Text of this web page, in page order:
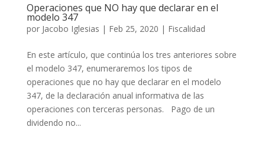
Operaciones que NO hay que declarar en el
modelo 347
por Jacobo Iglesias | Feb 25, 2020 | Fiscalidad
En este artículo, que continúa los tres anteriores sobre
el modelo 347, enumeraremos los tipos de
operaciones que no hay que declarar en el modelo
347, de la declaración anual informativa de las
operaciones con terceras personas. Pago de un
dividendo no...